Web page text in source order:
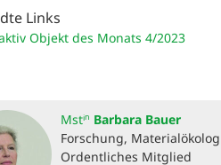
Links
Objekt des Monats 4/2023
Mstⁱⁿ Barbara Bauer
Forschung,
Ordentliches Mitglied